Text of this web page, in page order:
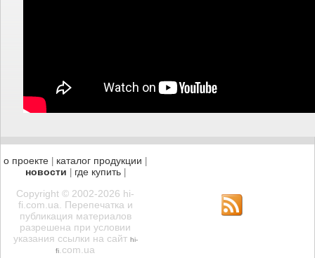
о проекте каталог продукции
новости где купить|
Copyright © 2002-2026 hi-
fi.com.ua. Перепечатка и
публикация материалов
разрешена при условии
указания ссылки на сайт hi-
fi .com.ua